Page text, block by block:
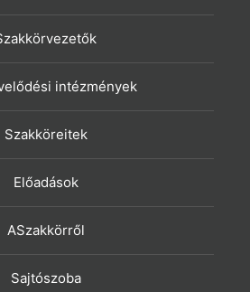
intézmények
Szakköreitek
Előadások
ASzakkörről
Sajtószoba